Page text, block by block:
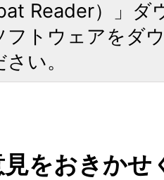
Reader）」ダ
フトウェアをダ
い。
をおきかせ